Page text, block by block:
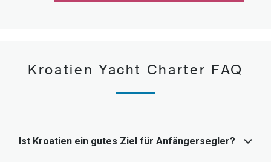
Kroatien Yacht Charter FAQ
Ist Kroatien ein gutes Ziel für Anfängersegler?